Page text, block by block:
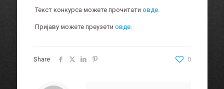
Текст конкурса можете прочитати овде.
Пријаву можете преузети овде.
Share 0